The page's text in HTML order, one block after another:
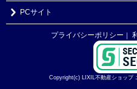
PCサイト
プライバシーポリシー ｜
Copyright(c) LIXIL不動産ショップ